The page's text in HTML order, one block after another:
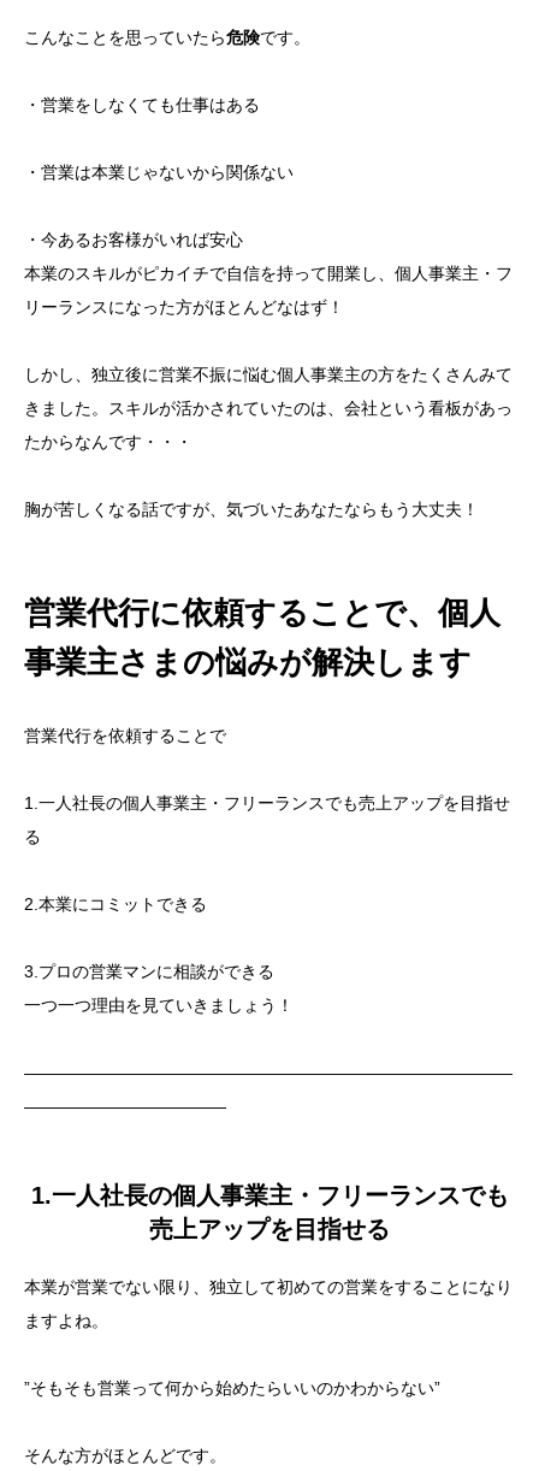
こんなことを思っていたら危険です。
・営業をしなくても仕事はある
・営業は本業じゃないから関係ない
・今あるお客様がいれば安心
本業のスキルがピカイチで自信を持って開業し、個人事業主・フ
リーランスになった方がほとんどなはず！
しかし、独立後に営業不振に悩む個人事業主の方をたくさんみて
きました。スキルが活かされていたのは、会社という看板があっ
たからなんです・・・
胸が苦しくなる話ですが、気づいたあなたならもう大丈夫！
営業代行に依頼することで、個人
事業主さまの悩みが解決します
営業代行を依頼することで
1.一人社長の個人事業主・フリーランスでも売上アップを目指せ
る
2.本業にコミットできる
3.プロの営業マンに相談ができる
一つ一つ理由を見ていきましょう！
—————————————————————————————
————————————
1.一人社長の個人事業主・フリーランスでも
売上アップを目指せる
本業が営業でない限り、独立して初めての営業をすることになり
ますよね。
”そもそも営業って何から始めたらいいのかわからない”
そんな方がほとんどです。